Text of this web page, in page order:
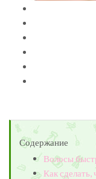
Содержание
Волосы
Как